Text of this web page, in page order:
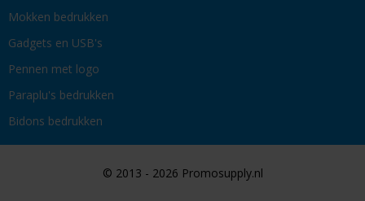
Mokken bedrukken
Gadgets en USB's
Pennen met logo
Paraplu's bedrukken
Bidons bedrukken
© 2013 - 2026 Promosupply.nl